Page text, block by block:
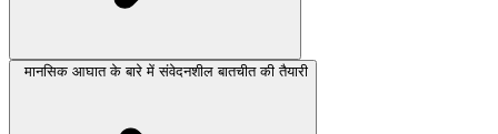
मानसिक आघात के बारे में संवेदनशील बातचीत की तैयारी